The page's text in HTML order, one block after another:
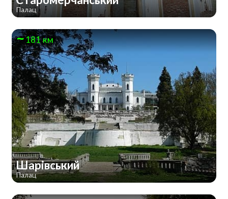
Палац
181 км
Шарівський
Палац